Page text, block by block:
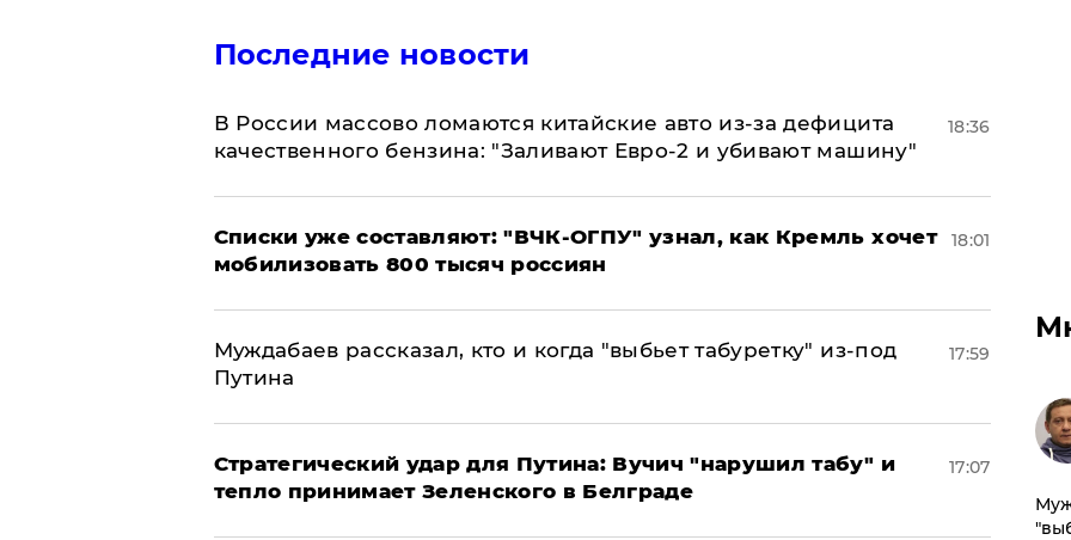
Последние новости
В России массово ломаются китайские авто из-за дефицита
качественного бензина: "Заливают Евро-2 и убивают машину"
18:36
Списки уже составляют: "ВЧК-ОГПУ" узнал, как Кремль хочет
мобилизовать 800 тысяч россиян
18:01
Муждабаев рассказал, кто и когда "выбьет табуретку" из-под
Путина
17:59
Стратегический удар для Путина: Вучич "нарушил табу" и
тепло принимает Зеленского в Белграде
17:07